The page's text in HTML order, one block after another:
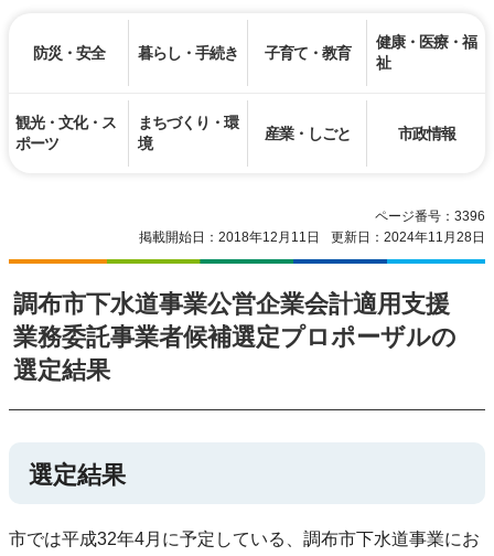
防災・安全 暮らし・手続き 子育て・教育
健康・医療・福
祉
観光・文化・ス
ポーツ
まちづくり・環
境
産業・しごと 市政情報
ページ番号：3396
掲載開始日：2018年12月11日
更新日：2024年11月28日
調布市下水道事業公営企業会計適用支援
業務委託事業者候補選定プロポーザルの
選定結果
選定結果
市では平成32年4月に予定している、調布市下水道事業にお